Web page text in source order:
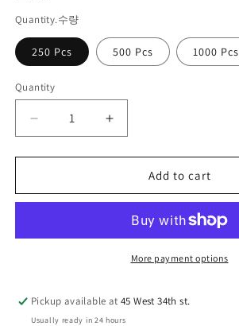
Quantity.수량
250 Pcs 500 Pcs 1000 Pcs
Quantity
Quantity
Decrease
quantity
for
인
Increase
quantity
for
인
Add to cart
More payment options
Pickup available at45 West 34th st.
Usually ready in 24 hours